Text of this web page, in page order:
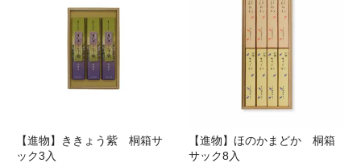
【進物】ききょう紫 桐箱サ
ック3入
【進物】ほのかまどか 桐箱
サック8入